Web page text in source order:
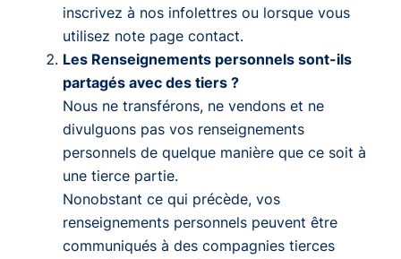
inscrivez à nos infolettres ou lorsque vous
utilisez note page contact.
Les Renseignements personnels sont-ils
partagés avec des tiers ?
Nous ne transférons, ne vendons et ne
divulguons pas vos renseignements
personnels de quelque manière que ce soit à
une tierce partie.
Nonobstant ce qui précède, vos
renseignements personnels peuvent être
communiqués à des compagnies tierces